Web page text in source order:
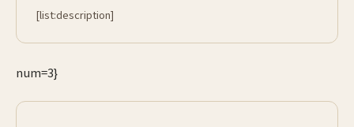
[list:description]
num=3}